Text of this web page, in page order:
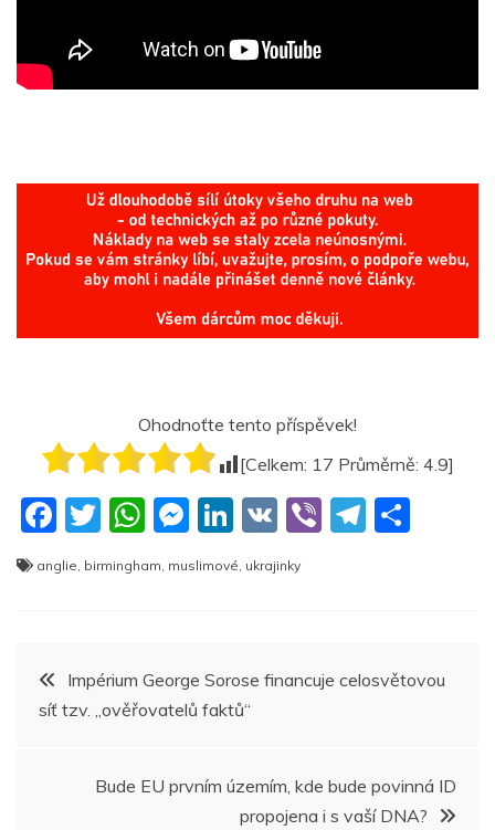
Ohodnoťte tento příspěvek!
[Celkem: 17 Průměrně: 4.9]
F
a
c
o
o
T
w
itt
W
at
p
p
M
e
ss
g
er
Li
n
k
n
V
K
Vi T
m
anglie birmingham muslimové ukrajinky
Navigace
pro
příspěvek
Impérium George Sorose financuje celosvětovou
síť tzv. „ověřovatelů faktů“
Bude EU prvním územím, kde bude povinná ID
propojena i s vaší DNA?